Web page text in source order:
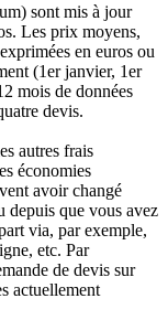
sont mis à jour
Les prix moyens,
en euros ou
(1er janvier, 1er
mois de données
devis.
autres frais
économies
avoir changé
depuis que vous avez
via, par exemple,
etc. Par
de devis sur
actuellement